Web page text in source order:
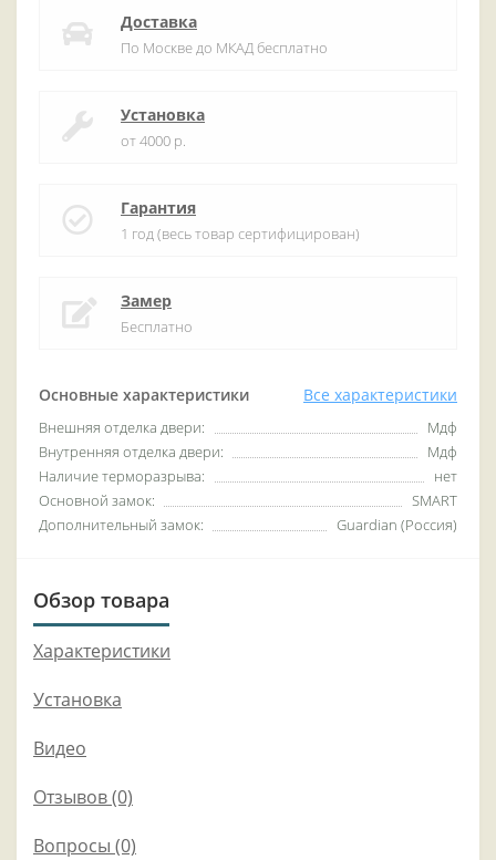
Основные характеристики Все характеристики
Внешняя отделка двери:
Мдф
Внутренняя отделка двери:
Мдф
Наличие терморазрыва:
нет
Основной замок:
SMART
Дополнительный замок:
Guardian (Россия)
Доставка
По Москве до МКАД бесплатно
Установка
от 4000 р.
Гарантия
1 год (весь товар сертифицирован)
Замер
Бесплатно
Обзор товара
Характеристики
Установка
Видео
Отзывов (0)
Вопросы (0)